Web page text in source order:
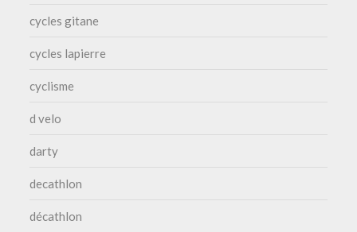
cycles gitane
cycles lapierre
cyclisme
d velo
darty
decathlon
décathlon